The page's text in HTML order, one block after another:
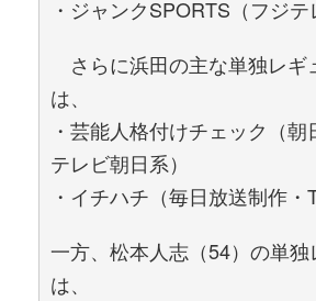
・ジャンクSPORTS（フジテ
さらに浜田の主な単独レギ
は、
・芸能人格付けチェック（朝
テレビ朝日系）
・イチハチ（毎日放送制作・
一方、松本人志（54）の単独
は、